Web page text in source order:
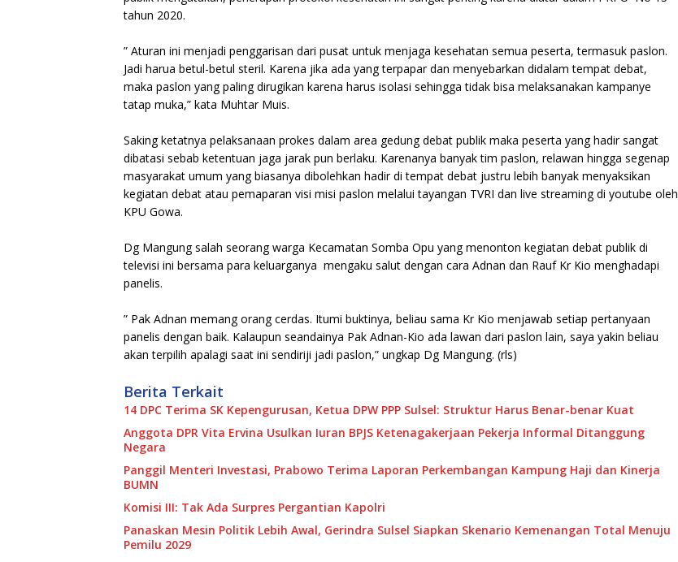
tahun 2020.
” Aturan ini menjadi penggarisan dari pusat untuk menjaga kesehatan semua peserta, termasuk paslon.
Jadi harua betul-betul steril. Karena jika ada yang terpapar dan menyebarkan didalam tempat debat,
maka paslon yang paling dirugikan karena harus isolasi sehingga tidak bisa melaksanakan kampanye
tatap muka,” kata Muhtar Muis.
Saking ketatnya pelaksanaan prokes dalam area gedung debat publik maka peserta yang hadir sangat
dibatasi sebab ketentuan jaga jarak pun berlaku. Karenanya banyak tim paslon, relawan hingga segenap
masyarakat umum yang biasanya dibolehkan hadir di tempat debat justru lebih banyak menyaksikan
kegiatan debat atau pemaparan visi misi paslon melalui tayangan TVRI dan live streaming di youtube oleh
KPU Gowa.
Dg Mangung salah seorang warga Kecamatan Somba Opu yang menonton kegiatan debat publik di
televisi ini bersama para keluarganya mengaku salut dengan cara Adnan dan Rauf Kr Kio menghadapi
panelis.
” Pak Adnan memang orang cerdas. Itumi buktinya, beliau sama Kr Kio menjawab setiap pertanyaan
panelis dengan baik. Kalaupun seandainya Pak Adnan-Kio ada lawan dari paslon lain, saya yakin beliau
akan terpilih apalagi saat ini sendiriji jadi paslon,” ungkap Dg Mangung. (rls)
Berita Terkait
14 DPC Terima SK Kepengurusan, Ketua DPW PPP Sulsel: Struktur Harus Benar-benar Kuat
Anggota DPR Vita Ervina Usulkan Iuran BPJS Ketenagakerjaan Pekerja Informal Ditanggung
Negara
Panggil Menteri Investasi, Prabowo Terima Laporan Perkembangan Kampung Haji dan Kinerja
BUMN
Komisi III: Tak Ada Surpres Pergantian Kapolri
Panaskan Mesin Politik Lebih Awal, Gerindra Sulsel Siapkan Skenario Kemenangan Total Menuju
Pemilu 2029